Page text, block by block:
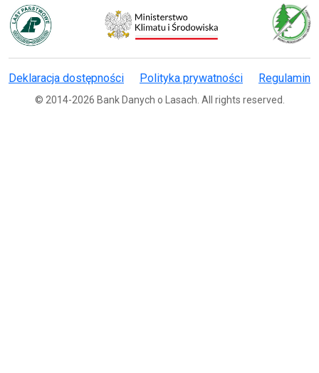
Deklaracja dostępności Polityka prywatności Regulamin
© 2014-2026 Bank Danych o Lasach. All rights reserved.